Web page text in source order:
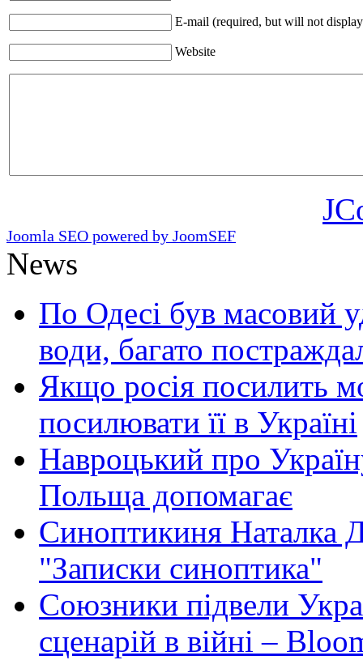
E-mail (required, but will not
Website
Joomla SEO powered by JoomSEF
News
По Одесі був масовий
води, багато
Якщо росія посилить
посилювати її в Україні
Навроцький про
Польща допомагає
Синоптикиня Наталка
"Записки синоптика"
Союзники підвели
сценарій в війні –